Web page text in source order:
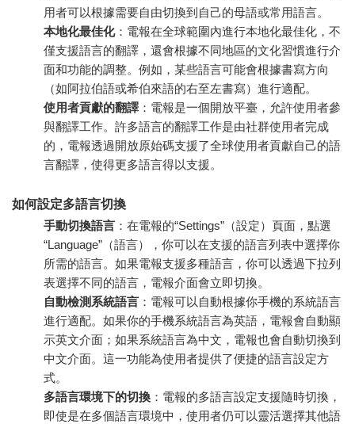
用者可以根據需要自由切換到自己的母語或常用語言。
本地化最佳化：電報在全球範圍內進行本地化最佳化，不
僅支援語言的翻譯，還會根據不同地區的文化習慣進行介
面和功能的調整。例如，某些語言可能會根據書寫方向
（如阿拉伯語或希伯來語的右至左書寫）進行適配。
使用者貢獻的翻譯 ：電報是一個開放平臺，允許使用者參
與翻譯工作。許多語言的翻譯工作是由社群使用者完成
的，電報透過開放原始碼支援了全球使用者貢獻自己的語
言翻譯，使得更多語言得以支援。
如何設定多語言切換
手動切換語言 ：在電報的“Settings”（設定）頁面，點選
“Language”（語言），你可以在支援的語言列表中選擇你
所需的語言。如果電報支援多種語言，你可以透過下拉列
表選擇不同的語言，電報介面會立即切換。
自動檢測系統語言 ：電報可以自動根據你手機的系統語言
進行適配。如果你的手機系統語言為英語，電報會自動顯
示英文介面；如果系統語言為中文，電報也會自動切換到
中文介面。這一功能為使用者提供了便捷的語言設定方
式。
多語言環境下的切換 ：電報的多語言設定支援隨時切換，
即使是在多個語言環境中，使用者仍可以靈活選擇其他語